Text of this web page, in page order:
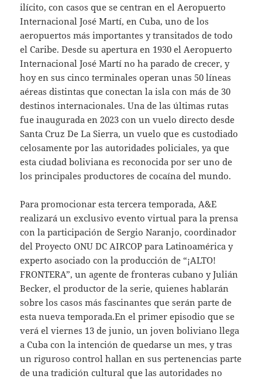
ilícito, con casos que se centran en el Aeropuerto
Internacional José Martí, en Cuba, uno de los
aeropuertos más importantes y transitados de todo
el Caribe. Desde su apertura en 1930 el Aeropuerto
Internacional José Martí no ha parado de crecer, y
hoy en sus cinco terminales operan unas 50 líneas
aéreas distintas que conectan la isla con más de 30
destinos internacionales. Una de las últimas rutas
fue inaugurada en 2023 con un vuelo directo desde
Santa Cruz De La Sierra, un vuelo que es custodiado
celosamente por las autoridades policiales, ya que
esta ciudad boliviana es reconocida por ser uno de
los principales productores de cocaína del mundo.
Para promocionar esta tercera temporada, A&E
realizará un exclusivo evento virtual para la prensa
con la participación de Sergio Naranjo, coordinador
del Proyecto ONU DC AIRCOP para Latinoamérica y
experto asociado con la producción de “¡ALTO!
FRONTERA”, un agente de fronteras cubano y Julián
Becker, el productor de la serie, quienes hablarán
sobre los casos más fascinantes que serán parte de
esta nueva temporada.En el primer episodio que se
verá el viernes 13 de junio, un joven boliviano llega
a Cuba con la intención de quedarse un mes, y tras
un riguroso control hallan en sus pertenencias parte
de una tradición cultural que las autoridades no